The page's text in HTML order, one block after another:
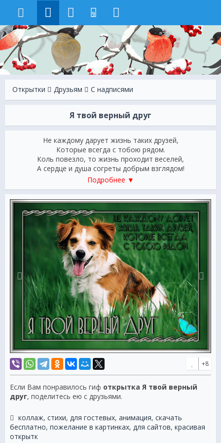
9
Открытки Друзьям С надписями
Я твой верный друг
Не каждому дарует жизнь таких друзей,
Которые всегда с тобою рядом.
Коль повезло, то жизнь проходит веселей,
А сердце и душа согреты добрым взглядом!
В радости, печали иль тоске
Если вдруг окажешься в беде,
Он к тебе не повернется задом!
Подробнее ▼
+8
Если Вам понравилось гиф открытка Я твой верный
друг, поделитесь ею с друзьями.
коллаж, стихи, для гостевых, анимация, скачать
бесплатно, пожелание в картинках, для сайтов, красивая
открытк